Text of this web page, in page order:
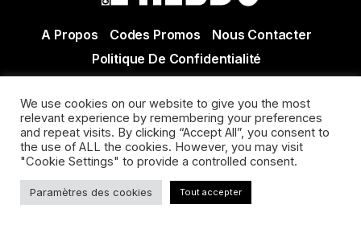
A Propos Codes Promos
Nous Contacter
Politique De Confidentialité
Actualité Agen - Actualité en lot et Garonne - Actualité
Villeneuve sur Lot
We use cookies on our website to give you the most
relevant experience by remembering your preferences
and repeat visits. By clicking “Accept All”, you consent to
the use of ALL the cookies. However, you may visit
"Cookie Settings" to provide a controlled consent.
Paramètres des cookies Tout accepter